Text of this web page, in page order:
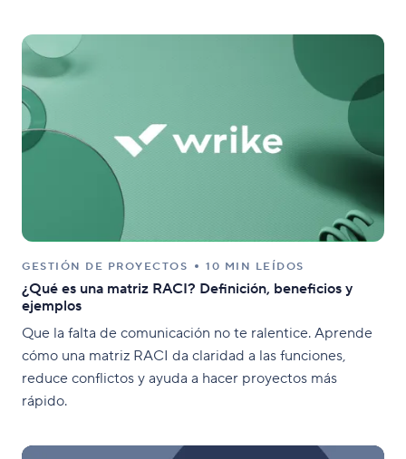
GESTIÓN DE PROYECTOS 10 MIN LEÍDOS
¿Qué es una matriz RACI? Definición, beneficios y
ejemplos
Que la falta de comunicación no te ralentice. Aprende
cómo una matriz RACI da claridad a las funciones,
reduce conflictos y ayuda a hacer proyectos más
rápido.